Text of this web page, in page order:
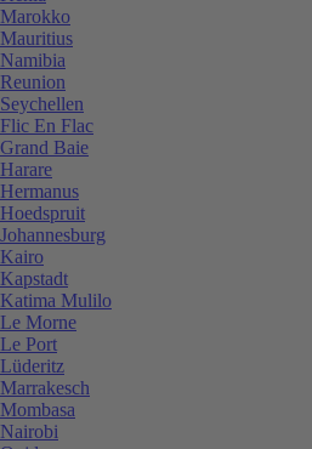
Marokko
Mauritius
Namibia
Reunion
Seychellen
Flic En Flac
Grand Baie
Harare
Hermanus
Hoedspruit
Johannesburg
Kairo
Kapstadt
Katima Mulilo
Le Morne
Le Port
Lüderitz
Marrakesch
Mombasa
Nairobi